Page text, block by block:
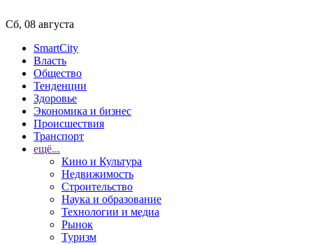
Сб, 08 августа
SmartCity
Власть
Общество
Тенденции
Здоровье
Экономика и бизнес
Происшествия
Транспорт
ещё...
Кино и Культура
Недвижимость
Строительство
Наука и образование
Технологии и медиа
Рынок
Туризм